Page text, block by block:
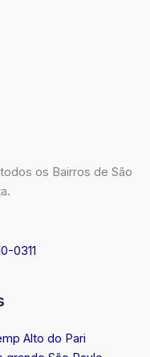
os Bairros de São
0311
Alto do Pari